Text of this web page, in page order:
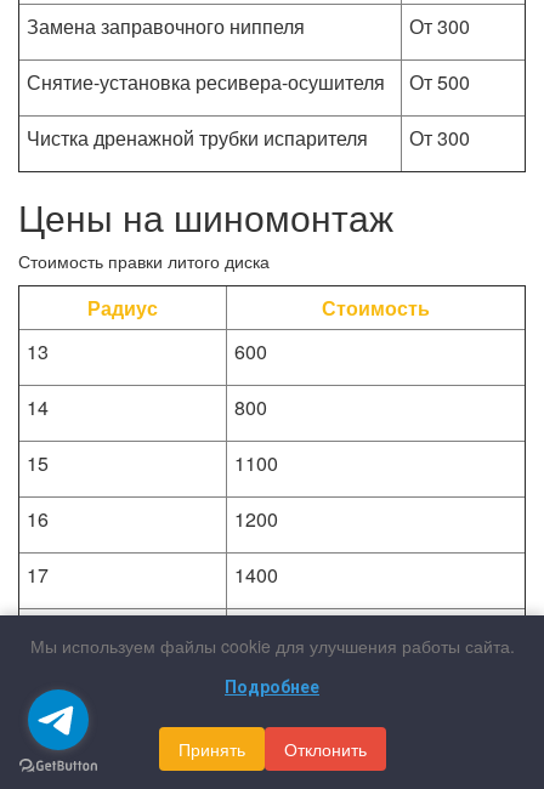
Замена заправочного ниппеля
От 300
Снятие-установка ресивера-осушителя
От 500
Чистка дренажной трубки испарителя
От 300
Цены на шиномонтаж
Стоимость правки литого диска
Радиус
Стоимость
13
600
14
800
15
1100
16
1200
17
1400
19
2200
20
2600
Мы используем файлы cookie для улучшения работы сайта.
Подробнее
Принять Отклонить